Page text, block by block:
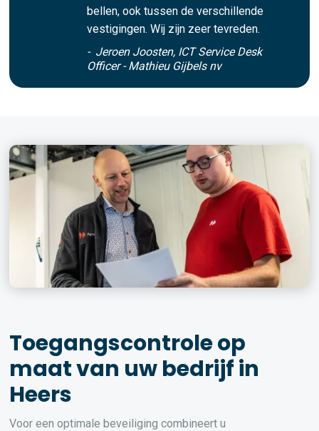
bellen, ook tussen de verschillende
vestigingen. Wij zijn zeer tevreden.
- Jeroen Joosten, ICT Service Desk
Officer - Mathieu Gijbels nv
Toegangscontrole op
maat van uw bedrijf in
Heers
Voor een optimale beveiliging combineert u